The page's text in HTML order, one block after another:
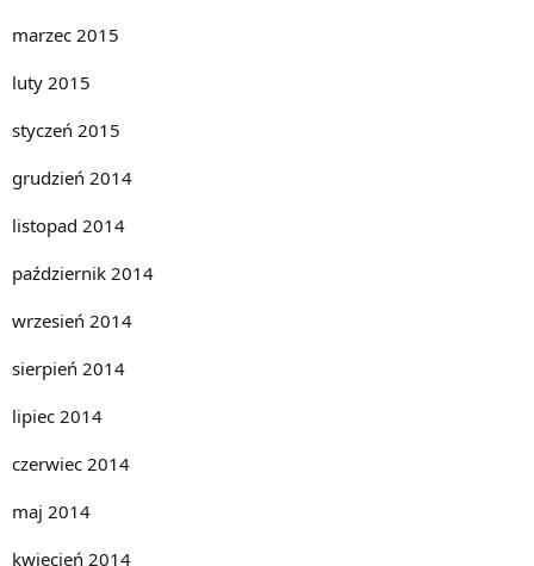
marzec 2015
luty 2015
styczeń 2015
grudzień 2014
listopad 2014
październik 2014
wrzesień 2014
sierpień 2014
lipiec 2014
czerwiec 2014
maj 2014
kwiecień 2014